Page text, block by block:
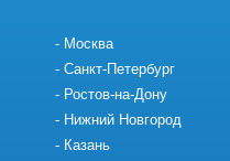
Москва
Санкт-Петербург
Ростов-на-Дону
Нижний Новгород
Казань